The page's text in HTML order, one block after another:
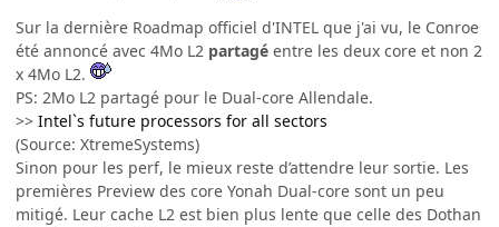
Sur la dernière Roadmap officiel d'INTEL que j'ai vu, le Conroe
été annoncé avec 4Mo L2 partagé entre les deux core et non 2
x 4Mo L2.
PS: 2Mo L2 partagé pour le Dual-core Allendale.
>> Intel`s future processors for all sectors
(Source: XtremeSystems)
Sinon pour les perf, le mieux reste d’attendre leur sortie. Les
premières Preview des core Yonah Dual-core sont un peu
mitigé. Leur cache L2 est bien plus lente que celle des Dothan